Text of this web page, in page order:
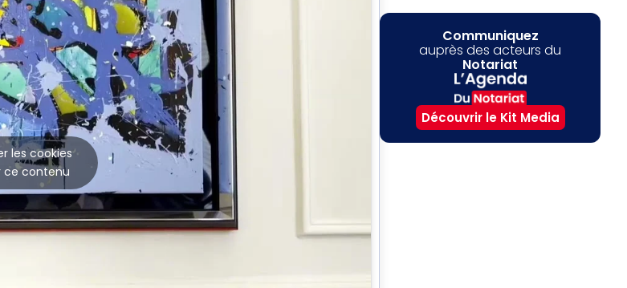
les cookies
ce contenu
Communiquez
auprès des acteurs du
Notariat
Découvrir le Kit Media